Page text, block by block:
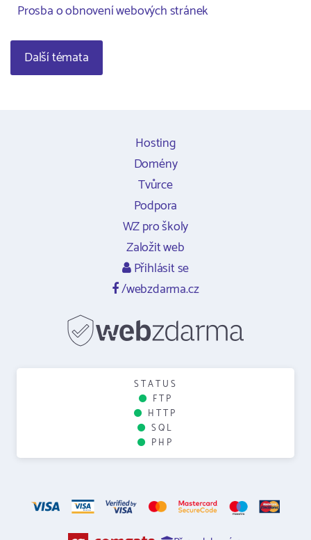
Prosba o obnovení webových stránek
Další témata
Hosting
Domény
Tvůrce
Podpora
WZ pro školy
Založit web
Přihlásit se
/webzdarma.cz
STATUS
FTP
HTTP
SQL
PHP